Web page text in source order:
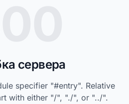
сервера
specifier "#entry". Relative
with either "/", "./", or "../".